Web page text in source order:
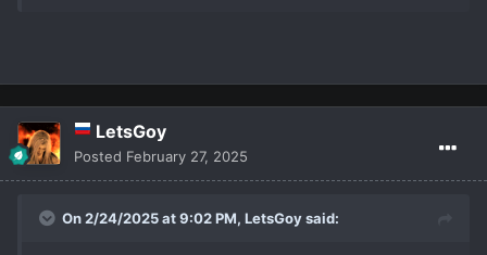
LetsGoy
Posted February 27, 2025
On 2/24/2025 at 9:02 PM, LetsGoysaid: